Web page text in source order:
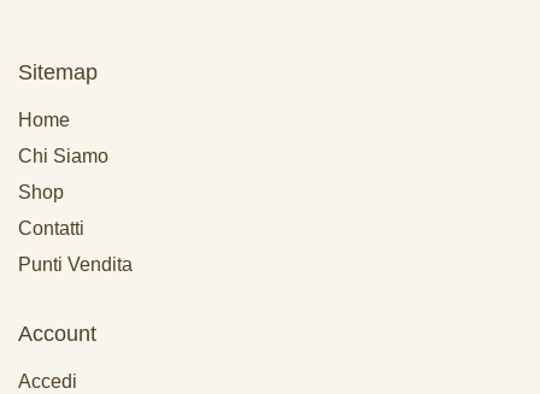
Sitemap
Home
Chi Siamo
Shop
Contatti
Punti Vendita
Account
Accedi